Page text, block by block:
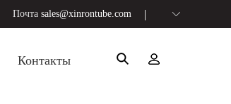
Почта sales@xinrontube.com
Контакты